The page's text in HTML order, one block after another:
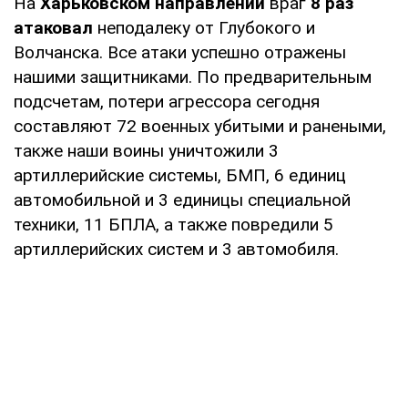
атаковал неподалеку от Глубокого и
Волчанска. Все атаки успешно отражены
нашими защитниками. По предварительным
подсчетам, потери агрессора сегодня
составляют 72 военных убитыми и ранеными,
также наши воины уничтожили 3
артиллерийские системы, БМП, 6 единиц
автомобильной и 3 единицы специальной
техники, 11 БПЛА, а также повредили 5
артиллерийских систем и 3 автомобиля.